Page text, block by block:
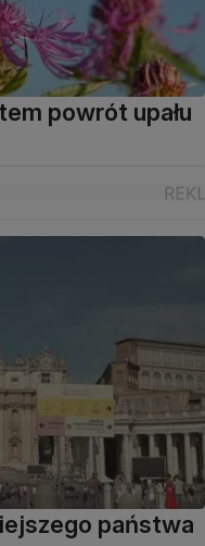
powrót upału
państwa